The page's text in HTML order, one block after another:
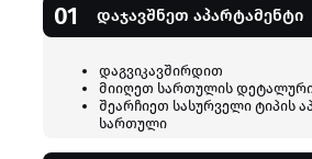
დაგვიკავშირდით
მიიღეთ სართულის დეტალური
შეარჩიეთ სასურველი ტიპის
სართული
01 დაჯავშნეთ აპარტამენტი